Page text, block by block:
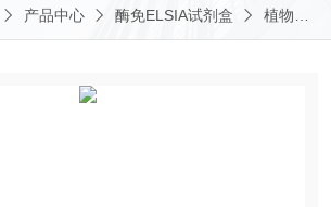
产品中心 酶免ELSIA试剂盒 植物ELISA试剂盒